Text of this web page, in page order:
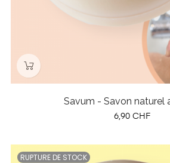
Savum - Savon naturel
Prix
6,90 CHF
RUPTURE DE STOCK